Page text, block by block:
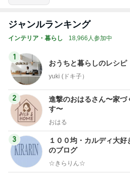
ジャンルランキング
インテリア・暮らし 18,966人参加中
1
おうちと暮らしのレシ
yuki (ドキ子）
2
進撃のおはるさん〜家
す〜
おはる
3
１００均・カルディ大
のブログ
☆きらりん☆